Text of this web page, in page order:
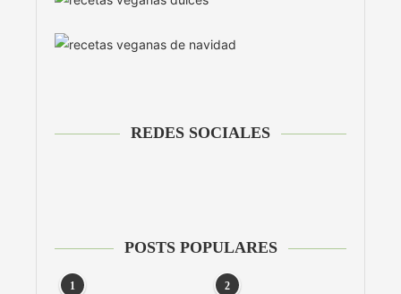
REDES SOCIALES
POSTS POPULARES
1 2